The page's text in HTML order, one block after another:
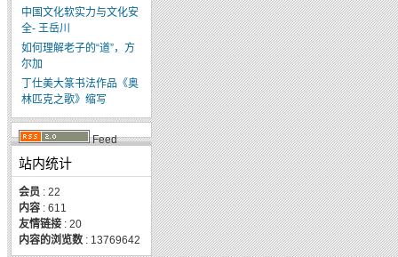
中国文化软实力与文化安
全- 王岳川
如何理解老子的“道”，方
尔加
丁仕美大篆书法作品《奥
林匹克之歌》缩写
Feed
站内统计
会员 : 22
内容 : 611
友情链接 : 20
内容的浏览数 : 13769642